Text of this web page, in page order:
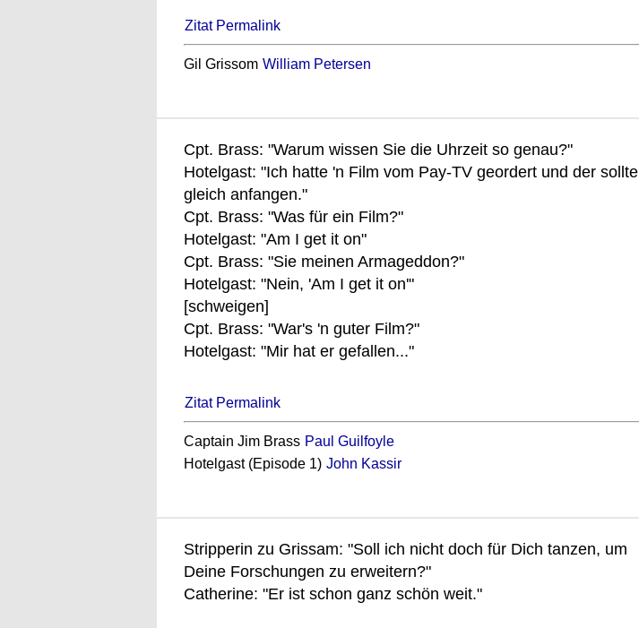
Zitat Permalink
Gil Grissom William Petersen
Cpt. Brass: "Warum wissen Sie die Uhrzeit so genau?"
Hotelgast: "Ich hatte 'n Film vom Pay-TV geordert und der sollte
gleich anfangen."
Cpt. Brass: "Was für ein Film?"
Hotelgast: "Am I get it on"
Cpt. Brass: "Sie meinen Armageddon?"
Hotelgast: "Nein, 'Am I get it on'"
[schweigen]
Cpt. Brass: "War's 'n guter Film?"
Hotelgast: "Mir hat er gefallen..."
Zitat Permalink
Captain Jim Brass Paul Guilfoyle
Hotelgast (Episode 1) John Kassir
Stripperin zu Grissam: "Soll ich nicht doch für Dich tanzen, um
Deine Forschungen zu erweitern?"
Catherine: "Er ist schon ganz schön weit."